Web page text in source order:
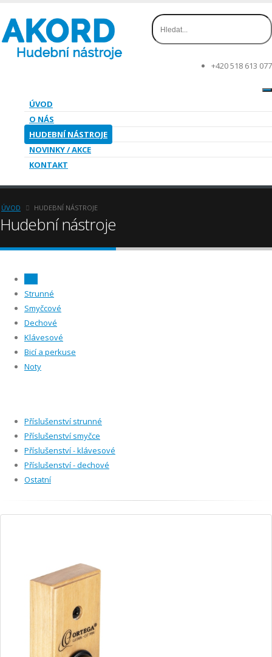
+420 518 613 077
ÚVOD
O NÁS
HUDEBNÍ NÁSTROJE
NOVINKY / AKCE
KONTAKT
ÚVOD HUDEBNÍ NÁSTROJE
Hudební nástroje
Strunné
Smyčcové
Dechové
Klávesové
Bicí a perkuse
Noty
Příslušenství strunné
Příslušenství smyčce
Příslušenství - klávesové
Příslušenství - dechové
Ostatní